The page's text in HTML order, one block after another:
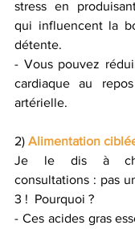
stress en
qui influencent la
détente.
- Vous pouvez
cardiaque au
artérielle.
2) Alimentation
Je le dis à
consultations : pas
3 !  Pourquoi ?
- Ces acides gras